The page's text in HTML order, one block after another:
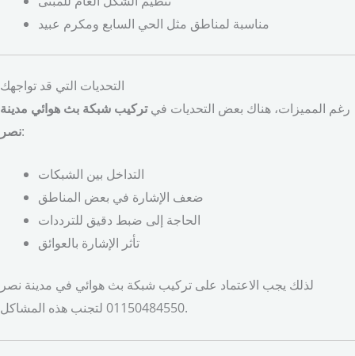
مناسبة لمناطق مثل الحي السابع ومكرم عبيد
التحديات التي قد تواجهك
رغم المميزات، هناك بعض التحديات فيتركيب شبكة بث هوائي مدينة
نصر:
التداخل بين الشبكات
ضعف الإشارة في بعض المناطق
الحاجة إلى ضبط دقيق للترددات
تأثر الإشارة بالعوائق
لذلك يجب الاعتماد على تركيب شبكة بث هوائي في مدينة نصر
01150484550 لتجنب هذه المشاكل.